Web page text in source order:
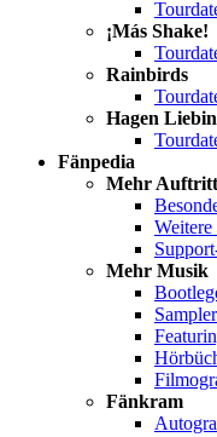
¡Más Shake!
Rainbirds
Hagen
Fänpedia
Mehr
Mehr Musik
Sampler
Fänkram